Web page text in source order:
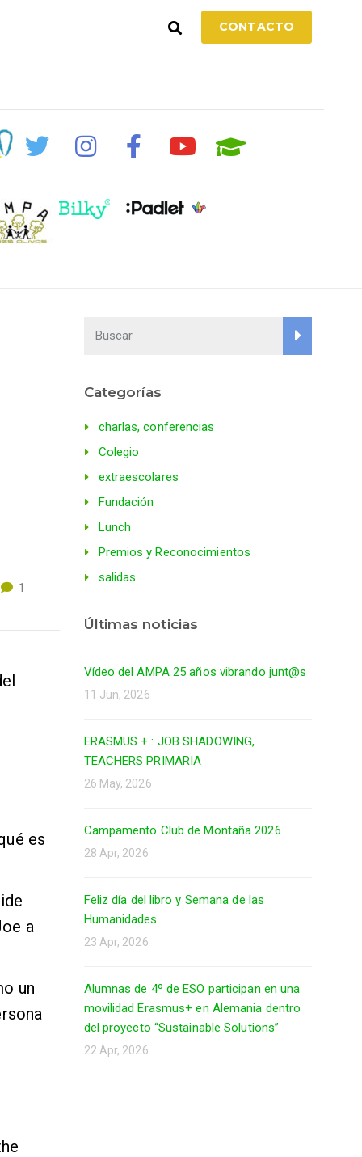
CONTACTO
1
es
a
un
Categorías
charlas, conferencias
Colegio
extraescolares
Fundación
Lunch
Premios y Reconocimientos
salidas
Últimas noticias
Vídeo del AMPA 25 años vibrando junt@s
11 Jun, 2026
ERASMUS + : JOB SHADOWING,
TEACHERS PRIMARIA
26 May, 2026
Campamento Club de Montaña 2026
28 Apr, 2026
Feliz día del libro y Semana de las
Humanidades
23 Apr, 2026
Alumnas de 4º de ESO participan en una
movilidad Erasmus+ en Alemania dentro
del proyecto “Sustainable Solutions”
22 Apr, 2026